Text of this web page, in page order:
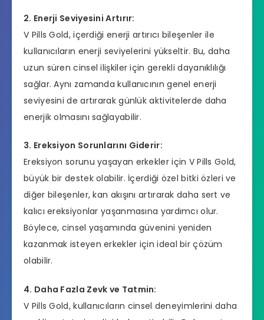
2. Enerji Seviyesini Artırır:
V Pills Gold, içerdiği enerji artırıcı bileşenler ile
kullanıcıların enerji seviyelerini yükseltir. Bu, daha
uzun sürencinsel ilişkiler için gerekli dayanıklılığı
sağlar. Aynı zamanda kullanıcının genel enerji
seviyesini de artırarak günlük aktivitelerde daha
enerjik olmasını sağlayabilir.
3. Ereksiyon Sorunlarını Giderir:
Ereksiyon sorunu yaşayan erkekler için V Pills Gold,
büyük bir destek olabilir. İçerdiği özel bitki özleri ve
diğer bileşenler, kan akışını artırarak daha sert ve
kalıcı ereksiyonlar yaşanmasına yardımcı olur.
Böylece, cinsel yaşamında güvenini yeniden
kazanmak isteyen erkekler için ideal bir çözüm
olabilir.
4. Daha Fazla Zevk ve Tatmin:
V Pills Gold, kullanıcıların cinsel deneyimlerini daha